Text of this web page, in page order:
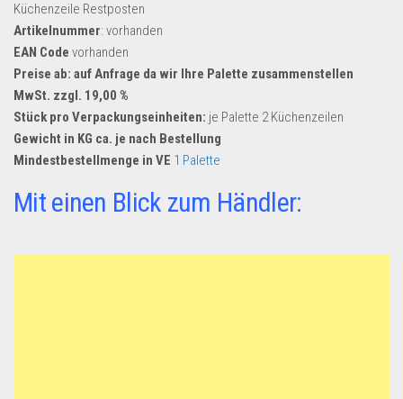
Küchenzeile Restposten
Artikelnummer: vorhanden
EAN Code vorhanden
Preise ab: auf Anfrage da wir Ihre Palette zusammenstellen
MwSt. zzgl. 19,00 %
Stück pro Verpackungseinheiten: je Palette 2 Küchenzeilen
Gewicht in KG ca. je nach Bestellung
Mindestbestellmenge in VE 1 Palette
Mit einen Blick zum Händler: